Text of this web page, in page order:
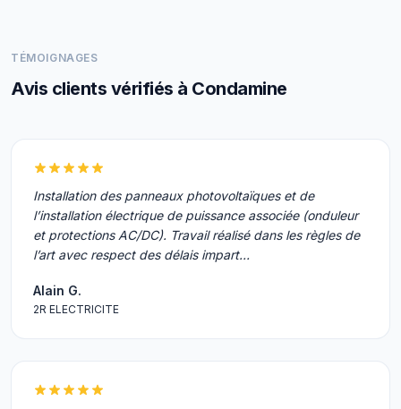
TÉMOIGNAGES
Avis clients vérifiés à Condamine
Installation des panneaux photovoltaïques et de
l’installation électrique de puissance associée (onduleur
et protections AC/DC). Travail réalisé dans les règles de
l’art avec respect des délais impart…
Alain G.
2R ELECTRICITE